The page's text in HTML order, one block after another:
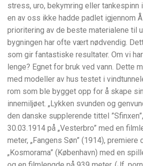
stress, uro, bekymring eller tankespinn
en av oss ikke hadde padlet igjennom
prioritering av de beste materialene til
bygningen har ofte vært nødvendig.
som gir fantastiske resultater. Om vi
lenge? Egnet for bruk ved vann. Dette
med modeller av hus testet i
rom som ble bygget opp for å skape
innemiljøet. „Lykken svunden og
den danske supplerende tittel
30.03.1914 på „Vesterbro” med en
meter, „Fangens Søn” (1914), premiere
„Kosmorama” (København) med en